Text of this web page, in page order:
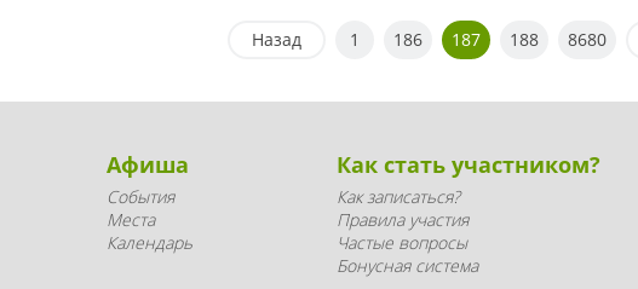
Назад 1 186 187 188 8680
Афиша
События
Места
Календарь
Как стать участником?
Как записаться?
Правила участия
Частые вопросы
Бонусная система